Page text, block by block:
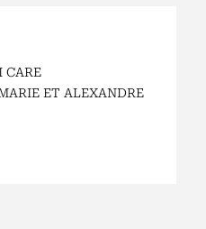
CARE
ET ALEXANDRE